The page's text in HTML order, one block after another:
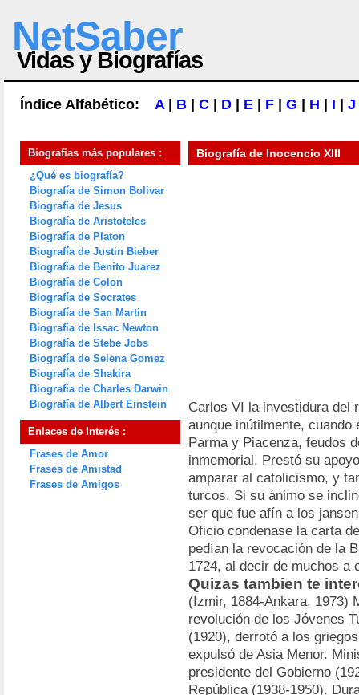
NetSaber
Vidas y Biografías
Índice Alfabético: A| B C D E F G H I J
Biografías más populares :
¿Qué es biografía?
Biografía de Simon Bolivar
Biografía de Jesus
Biografía de Aristoteles
Biografía de Platon
Biografía de Justin Bieber
Biografía de Benito Juarez
Biografía de Colon
Biografía de Socrates
Biografía de San Martin
Biografía de Issac Newton
Biografía de Stebe Jobs
Biografía de Selena Gomez
Biografía de Shakira
Biografía de Charles Darwin
Biografía de Albert Einstein
Enlaces de Interés :
Frases de Amor
Frases de Amistad
Frases de Amigos
Biografía de Inocencio XIII
Carlos VI la investidura del
aunque inútilmente, cuando
Parma y Piacenza, feudos
inmemorial. Prestó su
amparar al catolicismo, y
turcos. Si su ánimo se
ser que fue afín a los
Oficio condenase la carta
pedían la revocación de la
1724, al decir de muchos a
Quizas tambien te
(Izmir, 1884-Ankara, 1973)
revolución de los Jóvenes
(1920), derrotó a los
expulsó de Asia Menor.
presidente del Gobierno
República (1938-1950).